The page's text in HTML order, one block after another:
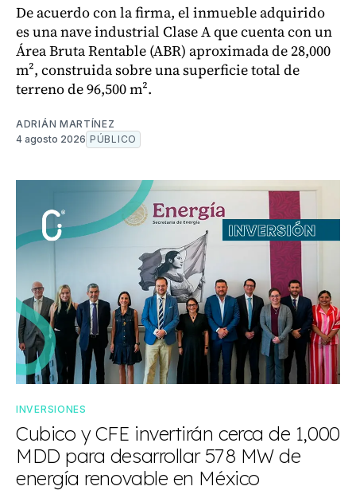
De acuerdo con la firma, el inmueble adquirido
es una nave industrial Clase A que cuenta con un
Área Bruta Rentable (ABR) aproximada de 28,000
m², construida sobre una superficie total de
terreno de 96,500 m².
ADRIÁN MARTÍNEZ
4 agosto 2026 PÚBLICO
INVERSIONES
Cubico y CFE invertirán cerca de 1,000
MDD para desarrollar 578 MW de
energía renovable en México